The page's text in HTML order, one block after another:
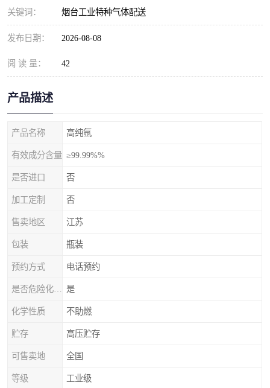
关键词： 烟台工业特种气体配送
发布日期： 2026-08-08
阅 读 量： 42
产品描述
产品名称 高纯氩
有效成分含量 ≥99.99%%
是否进口 否
加工定制 否
售卖地区 江苏
包装 瓶装
预约方式 电话预约
是
化学性质 不助燃
贮存 高压贮存
可售卖地 全国
等级 工业级